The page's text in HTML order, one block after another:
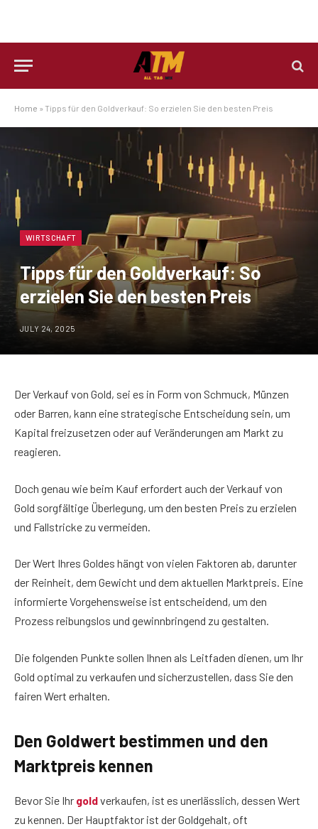
Home » Tipps für den Goldverkauf: So erzielen Sie den besten Preis
WIRTSCHAFT
Tipps für den Goldverkauf: So
erzielen Sie den besten Preis
JULY 24, 2025
Der Verkauf von Gold, sei es in Form von Schmuck, Münzen
oder Barren, kann eine strategische Entscheidung sein, um
Kapital freizusetzen oder auf Veränderungen am Markt zu
reagieren.
Doch genau wie beim Kauf erfordert auch der Verkauf von
Gold sorgfältige Überlegung, um den besten Preis zu erzielen
und Fallstricke zu vermeiden.
Der Wert Ihres Goldes hängt von vielen Faktoren ab, darunter
der Reinheit, dem Gewicht und dem aktuellen Marktpreis. Eine
informierte Vorgehensweise ist entscheidend, um den
Prozess reibungslos und gewinnbringend zu gestalten.
Die folgenden Punkte sollen Ihnen als Leitfaden dienen, um Ihr
Gold optimal zu verkaufen und sicherzustellen, dass Sie den
fairen Wert erhalten.
Den Goldwert bestimmen und den
Marktpreis kennen
Bevor Sie Ihr goldverkaufen, ist es unerlässlich, dessen Wert
zu kennen. Der Hauptfaktor ist der Goldgehalt, oft